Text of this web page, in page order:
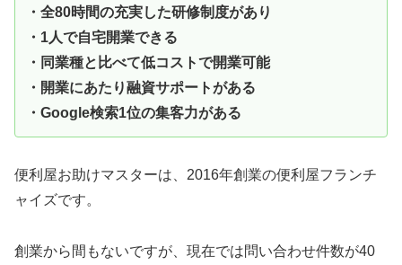
・全80時間の充実した研修制度があり
・1人で自宅開業できる
・同業種と比べて低コストで開業可能
・開業にあたり融資サポートがある
・Google検索1位の集客力がある
便利屋お助けマスターは、2016年創業の便利屋フランチ
ャイズです。
創業から間もないですが、現在では問い合わせ件数が40